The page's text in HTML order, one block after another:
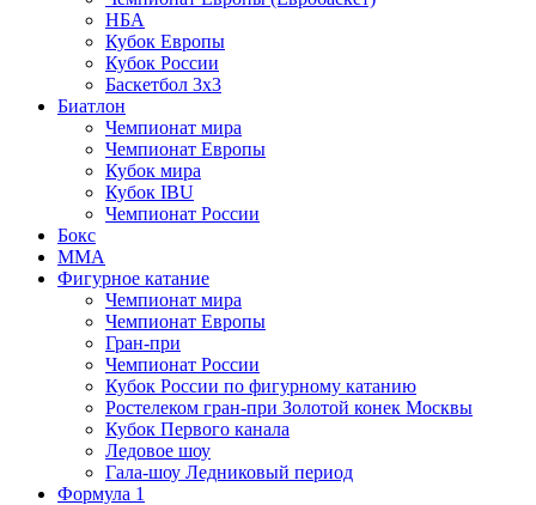
НБА
Кубок Европы
Кубок России
Баскетбол 3х3
Биатлон
Чемпионат мира
Чемпионат Европы
Кубок мира
Кубок IBU
Чемпионат России
Бокс
MMA
Фигурное катание
Чемпионат мира
Чемпионат Европы
Гран-при
Чемпионат России
Кубок России по фигурному катанию
Ростелеком гран-при Золотой конек Москвы
Кубок Первого канала
Ледовое шоу
Гала-шоу Ледниковый период
Формула 1